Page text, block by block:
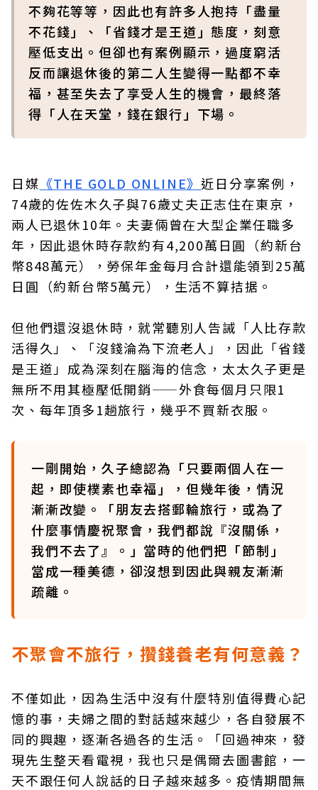
不夠花等等，因此也有許多人抱持「盡量
不花錢」、「省錢才是王道」態度，刻意
壓低支出。但卻也有案例顯示，過度窮活
反而讓退休後的第二人生變得一點都不幸
福，甚至失去了享受人生的機會，最終落
得「人在天堂，錢在銀行」下場。
日媒 《THE GOLD ONLINE》 近日分享案例，
74歲的佐佐木久子與76歲丈夫正志住在東京，
兩人已退休10年。夫妻倆曾在大型企業任職多
年，因此退休時存款約有4,200萬日圓（約新台
幣848萬元），勞保年金每月合計還能領到25萬
日圓（約新台幣5萬元），生活不算拮据。
但他們還沒退休時，就常聽別人告誡「人比存款
活得久」、「沒錢淪為下流老人」，因此「省錢
是王道」成為深刻在腦海的信念，太太久子更是
無所不用其極壓低開銷——外食每個月只限1
次、每年頂多1趟旅行，幾乎不買新衣服。
一剛開始，久子總認為「只要兩個人在一
起，即使樸素也幸福」，但幾年後，情況
漸漸改變。「朋友去搭郵輪旅行，或為了
什麼事情慶祝聚會，我們都說『沒關係，
我們不去了』。」當時的他們把「節制」
當成一種美德，卻沒想到因此與親友漸漸
疏離。
不聚會不旅行，攢錢養老有何意義？
不僅如此，因為生活中沒有什麼特別值得費心記
憶的事，夫婦之間的對話越來越少，各自發展不
同的興趣，逐漸各過各的生活。「回過神來，發
現先生整天看電視，我也只是偶爾去圖書館，一
天不跟任何人說話的日子越來越多。疫情期間無